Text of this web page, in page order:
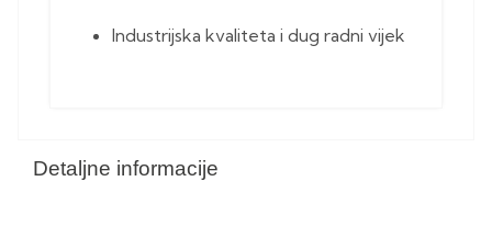
Detaljne informacije
Industrijska kvaliteta i dug radni vijek